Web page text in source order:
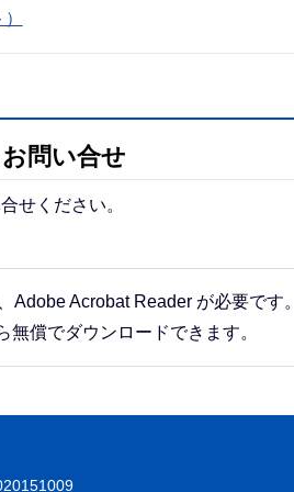
問い合せ
せください。
Adobe Acrobat Reader が必要です。
償でダウンロードできます。